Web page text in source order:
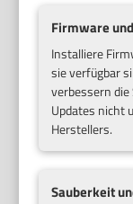
Firmware
Installiere
sie verfügbar
verbessern
Updates nicht
Herstellers.
Sauberkeit